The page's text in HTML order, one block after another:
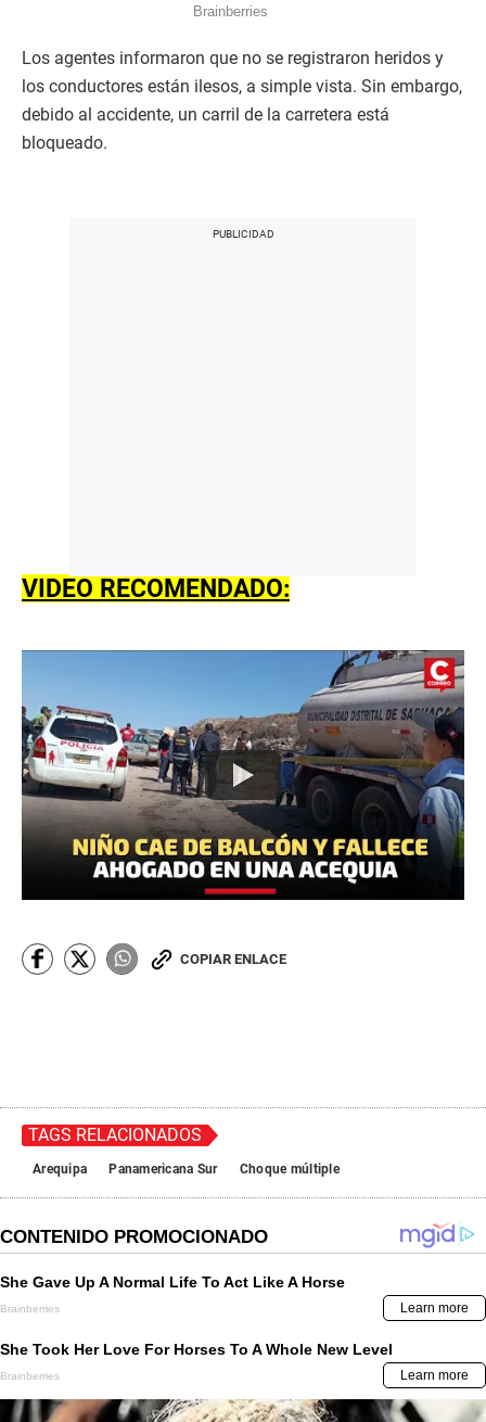
Los agentes informaron que no se registraron heridos y
los conductores están ilesos, a simple vista. Sin embargo,
debido al accidente, un carril de la carretera está
bloqueado.
VIDEO RECOMENDADO:
COPIAR ENLACE
TAGS RELACIONADOS
Arequipa Panamericana Sur Choque múltiple